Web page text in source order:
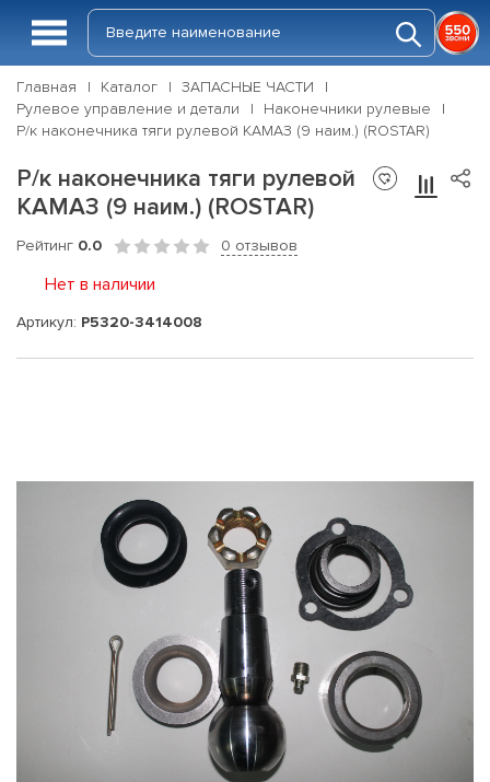
Главная Каталог
ЗАПАСНЫЕ ЧАСТИ
Рулевое управление и детали
Наконечники рулевые
Р/к наконечника тяги рулевой КАМАЗ (9 наим.) (ROSTAR)
Р/к наконечника тяги рулевой
КАМАЗ (9 наим.) (ROSTAR)
Рейтинг 0.0 0 отзывов
Нет в наличии
Артикул: Р5320-3414008